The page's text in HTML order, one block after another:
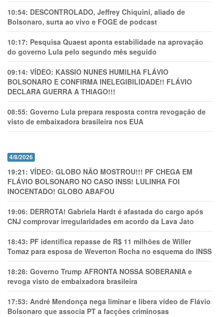
10:54: DESCONTROLADO, Jeffrey Chiquini, aliado de
Bolsonaro, surta ao vivo e FOGE de podcast
10:17: Pesquisa Quaest aponta estabilidade na aprovação
do governo Lula pelo segundo mês seguido
09:14: VÍDEO: KASSIO NUNES HUMlLHA FLÁVIO
BOLSONARO E CONFIRMA INELEGIBILIDADE!! FLÁVIO
DECLARA GUERRA A THIAGO!!!
08:55: Governo Lula prepara resposta contra revogação de
visto de embaixadora brasileira nos EUA
4/8/2026
19:21: VÍDEO: GLOBO NÃO MOSTROU!!! PF CHEGA EM
FLÁVIO BOLSONARO NO CASO INSS! LULINHA FOI
INOCENTADO! GLOBO ABAFOU
19:06: DERROTA! Gabriela Hardt é afastada do cargo após
CNJ comprovar irregularidades em acordo da Lava Jato
18:43: PF identifica repasse de R$ 11 milhões de Willer
Tomaz para esposa de Weverton Rocha no esquema do INSS
18:28: Governo Trump AFRONTA NOSSA SOBERANIA e
revoga visto de embaixadora brasileira
17:53: André Mendonça nega liminar e libera vídeo de Flávio
Bolsonaro que associa PT a facções criminosas